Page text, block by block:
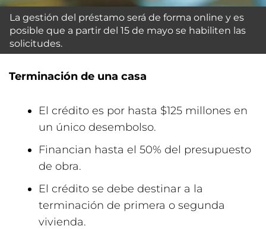
La gestión del préstamo será de forma online y es
posible que a partir del 15 de mayo se habiliten las
solicitudes.
Terminación de una casa
El crédito es por hasta $125 millones en
un único desembolso.
Financian hasta el 50% del presupuesto
de obra.
El crédito se debe destinar a la
terminación de primera o segunda
vivienda.